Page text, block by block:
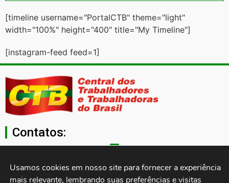
[timeline username="PortalCTB" theme="light"
width="100%" height="400" title="My Timeline"]
[instagram-feed feed=1]
Contatos:
Usamos cookies em nosso site para fornecer a experiência
mais relevante, lembrando suas preferências e visitas